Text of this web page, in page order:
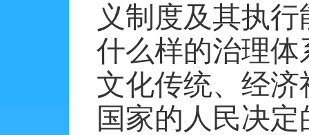
义制度及其执
什么样的治理
文化传统、经
国家的人民决